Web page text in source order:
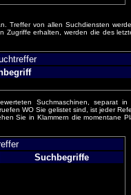
Treffer von allen Suchdiensten
Zugriffe erhalten, werden die des
Suchmaschinen, separat in
WO Sie gelistet sind, ist jeder
Sie in Klammern die momentane
Suchbegriffe